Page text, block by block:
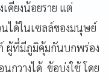
คียงน้อยราย แต่
ได้ในเซลล์ของมนุษย์
ผู้ที่มีภูมิคุ้มกันบกพร่อง
กวางได้ ข้อบ่งใช้ โดย